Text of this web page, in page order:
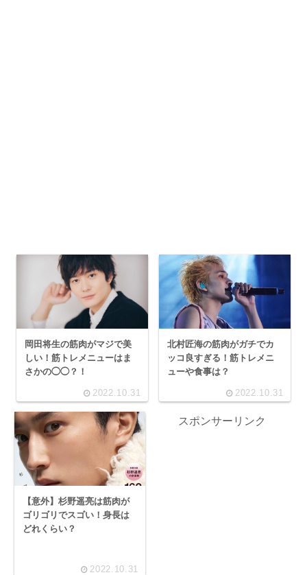
岡田将生の筋肉がマジで美
しい！筋トレメニューはま
さかの◯◯？！
2022.10.31
北村匠海の筋肉がガチでカ
ッコ良すぎる！筋トレメニ
ューや食事は？
2022.10.31
【意外】杉野遥亮は筋肉が
ゴリゴリでスゴい！身長は
どれくらい？
2022.10.31
スポンサーリンク